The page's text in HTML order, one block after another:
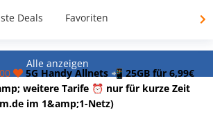
Deals Favoriten
Alle anzeigen
5G Handy Allnets 📲 25GB für 6,99€
weitere Tarife ⏰ nur für kurze Zeit
im 1&amp;1-Netz)